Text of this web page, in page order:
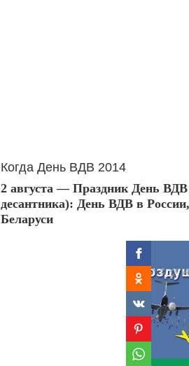
Когда День ВДВ 2014
2 августа— Праздник День ВДВ
десантника): День ВДВв России,
Беларуси